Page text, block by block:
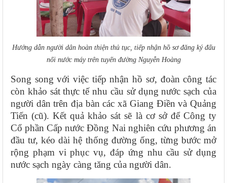
Hướng dẫn người dân hoàn thiện thủ tục, tiếp nhận hồ sơ đăng ký đấu
nối nước máy trên tuyến đường Nguyễn Hoàng
Song song với việc tiếp nhận hồ sơ, đoàn công tác
còn khảo sát thực tế nhu cầu sử dụng nước sạch của
người dân trên địa bàn các xã Giang Điền và Quảng
Tiến (cũ). Kết quả khảo sát sẽ là cơ sở để Công ty
Cổ phần Cấp nước Đồng Nai nghiên cứu phương án
đầu tư, kéo dài hệ thống đường ống, từng bước mở
rộng phạm vi phục vụ, đáp ứng nhu cầu sử dụng
nước sạch ngày càng tăng của người dân.